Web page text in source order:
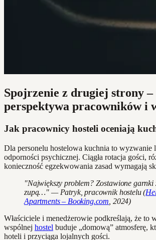
Spojrzenie z drugiej strony –
perspektywa pracowników i
Jak pracownicy hosteli oceniają
Dla personelu hostelowa kuchnia to wyzwanie
odporności psychicznej. Ciągła rotacja gości,
konieczność egzekwowania zasad wymagają
"Największy problem? Zostawione garnki
zupą…" — Patryk, pracownik hostelu (
Apartments – Booking.com , 2024)
Właściciele i menedżerowie podkreślają, że to
wspólnej hostel buduje „domową” atmosferę,
hoteli i przyciąga lojalnych gości.